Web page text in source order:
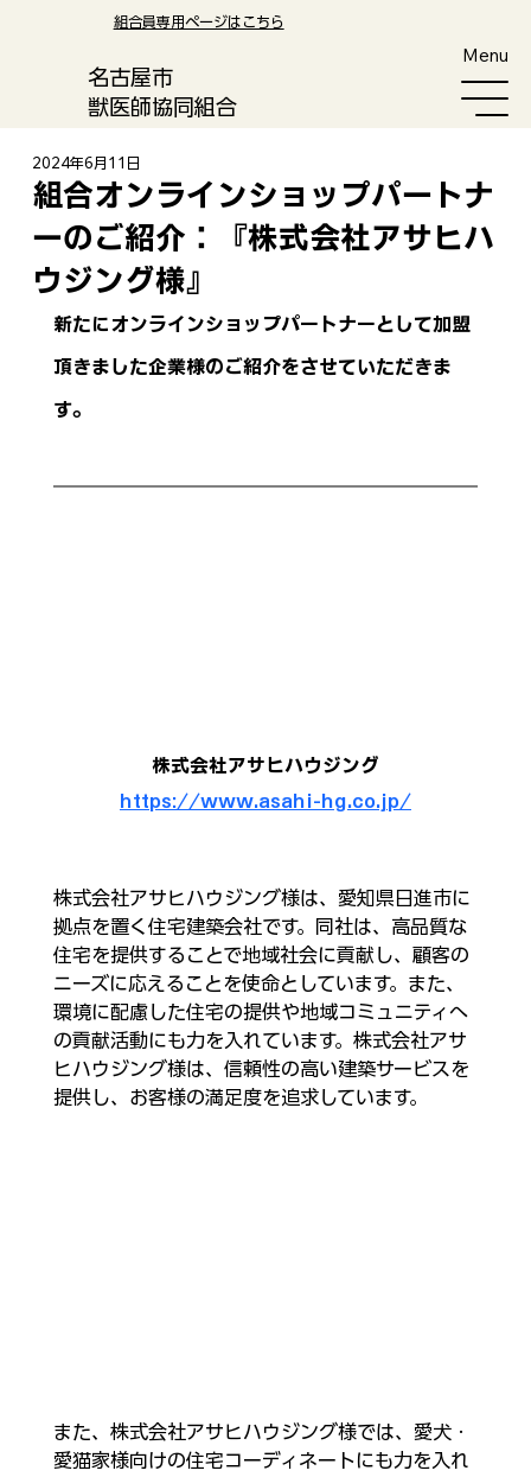
​組合員専用ページはこちら
​名古屋市
獣医師協同組合
Menu
組合オンラインショップパートナ
ーのご紹介：『株式会社アサヒハ
ウジング様』
2024年6月11日
新たにオンラインショップパートナーとして加盟
頂きました企業様のご紹介をさせていただきま
す。
株式会社アサヒハウジング
https://www.asahi-hg.co.jp/
株式会社アサヒハウジング様は、愛知県日進市に
拠点を置く住宅建築会社です。同社は、高品質な
住宅を提供することで地域社会に貢献し、顧客の
ニーズに応えることを使命としています。また、
環境に配慮した住宅の提供や地域コミュニティへ
の貢献活動にも力を入れています。株式会社アサ
ヒハウジング様は、信頼性の高い建築サービスを
提供し、お客様の満足度を追求しています。
また、株式会社アサヒハウジング様では、愛犬・
愛猫家様向けの住宅コーディネートにも力を入れ